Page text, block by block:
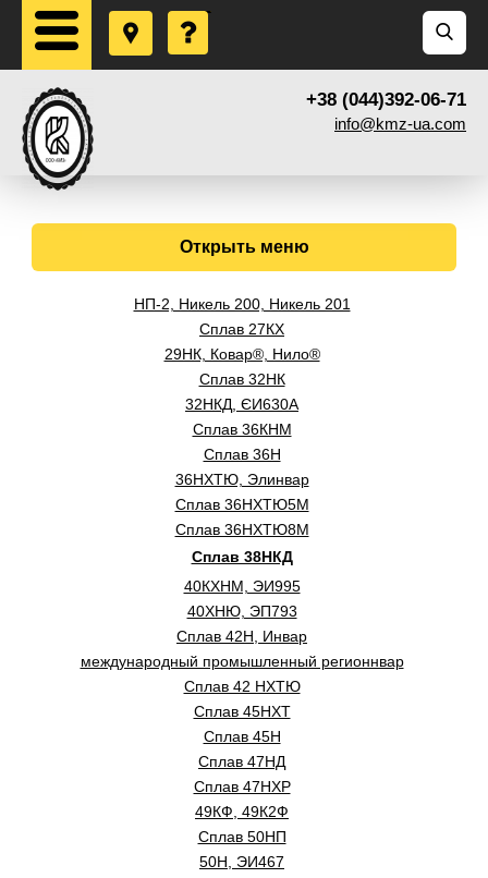
+38 (044)392-06-71
info@kmz-ua.com
Открыть меню
НП-2, Никель 200, Никель 201
Сплав 27КХ
29НК, Ковар®, Нило®
Сплав 32НК
32НКД, ЄИ630А
Сплав 36КНМ
Сплав 36Н
36НХТЮ, Элинвар
Сплав 36НХТЮ5М
Сплав 36НХТЮ8М
Сплав 38НКД
40КХНМ, ЭИ995
40ХНЮ, ЭП793
Сплав 42Н, Инвар
международный промышленный регионнвар
Сплав 42 НХТЮ
Сплав 45НХТ
Сплав 45Н
Сплав 47НД
Сплав 47НХР
49КФ, 49К2Ф
Сплав 50НП
50Н, ЭИ467